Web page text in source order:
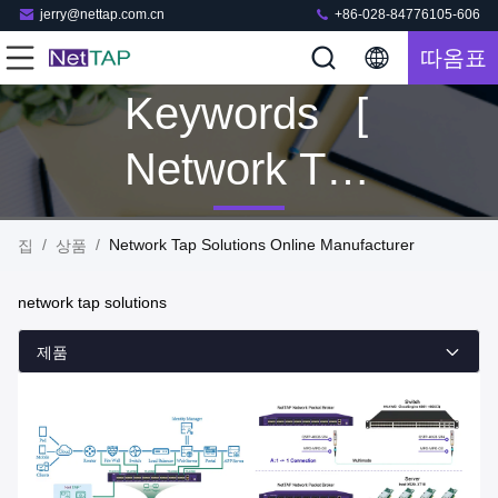
jerry@nettap.com.cn +86-028-84776105-606
따옴표
Keywords [
Network Tap
Solutions ]
상품
집 / 상품 / Network Tap Solutions Online Manufacturer
network tap solutions
제품